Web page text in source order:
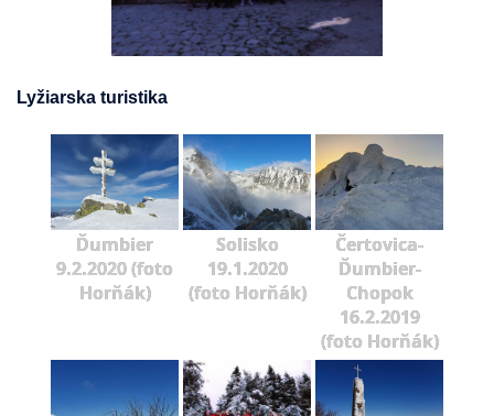
Lyžiarska turistika
Ďumbier
9.2.2020 (foto
Horňák)
Solisko
19.1.2020
(foto Horňák)
Čertovica-
Ďumbier-
Chopok
16.2.2019
(foto Horňák)